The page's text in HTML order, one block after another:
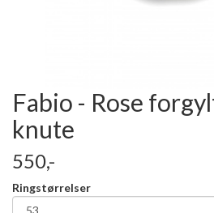
Fabio - Rose
knute
550,-
Ringstørrelser